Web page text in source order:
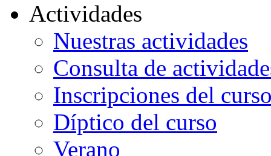
Actividades
Nuestras actividades
Consulta de
Inscripciones del
Díptico del curso
Verano